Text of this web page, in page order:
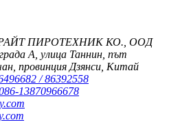
ПИРОТЕХНИК КО., ООД
A, улица Таннин, път
провинция Дзянси, Китай
/ 86392558
13870966678